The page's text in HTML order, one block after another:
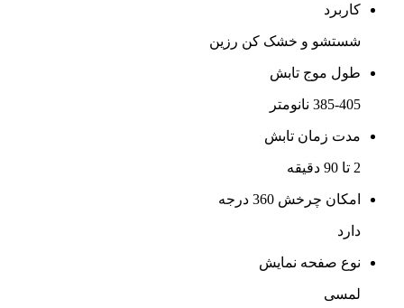
کاربرد
شستشو و خشک کن رزین
طول موج تابش
385-405 نانومتر
مدت زمان تابش
2 تا 90 دقیقه
امکان چرخش 360 درجه
دارد
نوع صفحه نمایش
لمسی